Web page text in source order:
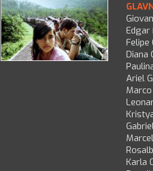
Edgar
Felipe
Diana
Ariel
Karla